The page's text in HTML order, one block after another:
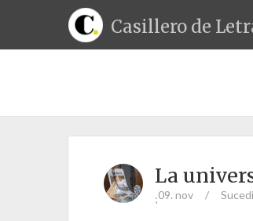
Casillero de
La
;09. nov /